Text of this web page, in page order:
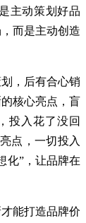
主动策划好品
而是主动创造
，后有合心销
核心亮点，盲
投入花了没回
点，一切投入
化”，让品牌在
能打造品牌价